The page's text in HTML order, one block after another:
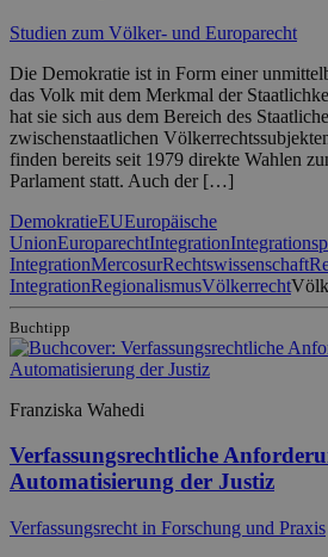
Studien zum Völker- und Europarecht
Die Demokratie ist in Form einer
das Volk mit dem Merkmal der
hat sie sich aus dem Bereich des
zwischenstaatlichen
finden bereits seit 1979 direkte Wahlen
Parlament statt. Auch der […]
DemokratieEUEuropäische
UnionEuroparechtIntegration
IntegrationMercosurRechtswissenschaft
IntegrationRegionalismusVölkerrecht
Buchtipp
Franziska Wahedi
Verfassungsrechtliche
Automatisierung der Justiz
Verfassungsrecht in Forschung und Praxis